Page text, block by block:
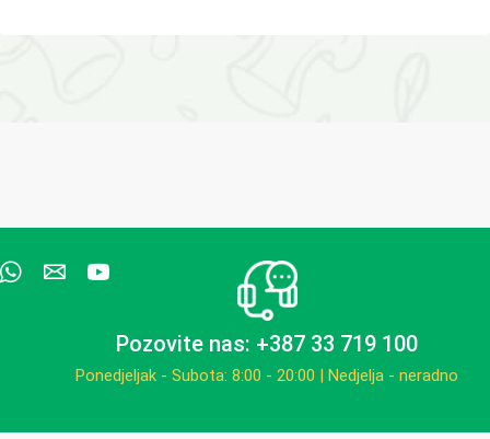
Pozovite nas: +387 33 719 100
Ponedjeljak - Subota: 8:00 - 20:00 | Nedjelja - neradno